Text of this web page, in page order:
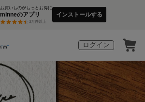
お買いものがもっとお得に
minneのアプリ
3万件以上
インストールする
ログイン